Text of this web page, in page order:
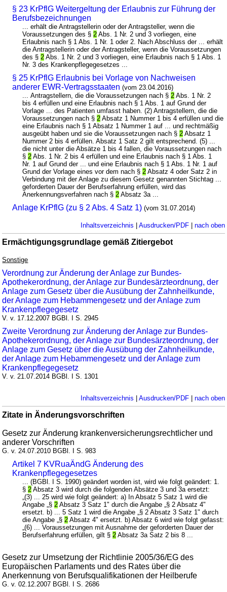
§ 23 KrPflG Weitergeltung der Erlaubnis zur Führung der
Berufsbezeichnungen
... erhält die Antragstellerin oder der Antragsteller, wenn die
Voraussetzungen des § 2 Abs. 1 Nr. 2 und 3 vorliegen, eine
Erlaubnis nach § 1 Abs. 1 Nr. 1 oder 2. Nach Abschluss der ... erhält
die Antragstellerin oder der Antragsteller, wenn die Voraussetzungen
des § 2 Abs. 1 Nr. 2 und 3 vorliegen, eine Erlaubnis nach § 1 Abs. 1
Nr. 3 des Krankenpflegegesetzes ...
§ 25 KrPflG Erlaubnis bei Vorlage von Nachweisen
anderer EWR-Vertragsstaaten (vom 23.04.2016)
... Antragstellern, die die Voraussetzungen nach § 2 Abs. 1 Nr. 2
bis 4 erfüllen und eine Erlaubnis nach § 1 Abs. 1 auf Grund der
Vorlage ... des Patienten umfasst haben. (2) Antragstellern, die die
Voraussetzungen nach § 2 Absatz 1 Nummer 1 bis 4 erfüllen und die
eine Erlaubnis nach § 1 Absatz 1 Nummer 1 auf ... und rechtmäßig
ausgeübt haben und sie die Voraussetzungen nach § 2 Absatz 1
Nummer 2 bis 4 erfüllen. Absatz 1 Satz 2 gilt entsprechend. (5) ...
die nicht unter die Absätze 1 bis 4 fallen, die Voraussetzungen nach
§ 2 Abs. 1 Nr. 2 bis 4 erfüllen und eine Erlaubnis nach § 1 Abs. 1
Nr. 1 auf Grund der ... und eine Erlaubnis nach § 1 Abs. 1 Nr. 1 auf
Grund der Vorlage eines vor dem nach § 2 Absatz 4 oder Satz 2 in
Verbindung mit der Anlage zu diesem Gesetz genannten Stichtag ...
geforderten Dauer der Berufserfahrung erfüllen, wird das
Anerkennungsverfahren nach § 2 Absatz 3a ...
Anlage KrPflG (zu § 2 Abs. 4 Satz 1) (vom 31.07.2014)
Inhaltsverzeichnis | Ausdrucken/PDF| nach oben
Ermächtigungsgrundlage gemäß Zitiergebot
Sonstige
Verordnung zur Änderung der Anlage zur Bundes-
Apothekerordnung, der Anlage zur Bundesärzteordnung, der
Anlage zum Gesetz über die Ausübung der Zahnheilkunde,
der Anlage zum Hebammengesetz und der Anlage zum
Krankenpflegegesetz
V. v. 17.12.2007 BGBl. I S. 2945
Zweite Verordnung zur Änderung der Anlage zur Bundes-
Apothekerordnung, der Anlage zur Bundesärzteordnung, der
Anlage zum Gesetz über die Ausübung der Zahnheilkunde,
der Anlage zum Hebammengesetz und der Anlage zum
Krankenpflegegesetz
V. v. 21.07.2014 BGBl. I S. 1301
Inhaltsverzeichnis | Ausdrucken/PDF| nach oben
Zitate in Änderungsvorschriften
Gesetz zur Änderung krankenversicherungsrechtlicher und
anderer Vorschriften
G. v. 24.07.2010 BGBl. I S. 983
Artikel 7 KVRuaÄndG Änderung des
Krankenpflegegesetzes
... (BGBl. I S. 1990) geändert worden ist, wird wie folgt geändert: 1.
§ 2 Absatz 3 wird durch die folgenden Absätze 3 und 3a ersetzt:
„(3) ... 25 wird wie folgt geändert: a) In Absatz 5 Satz 1 wird die
Angabe „§ 2 Absatz 3 Satz 1" durch die Angabe „§ 2 Absatz 4"
ersetzt. b) ... 5 Satz 1 wird die Angabe „§ 2 Absatz 3 Satz 1" durch
die Angabe „§ 2 Absatz 4" ersetzt. b) Absatz 6 wird wie folgt gefasst:
„(6) ... Voraussetzungen mit Ausnahme der geforderten Dauer der
Berufserfahrung erfüllen, gilt § 2 Absatz 3a Satz 2 bis 8 ...
Gesetz zur Umsetzung der Richtlinie 2005/36/EG des
Europäischen Parlaments und des Rates über die
Anerkennung von Berufsqualifikationen der Heilberufe
G. v. 02.12.2007 BGBl. I S. 2686